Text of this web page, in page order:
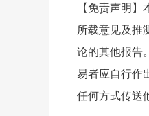
【免责声明
所载意见及推
论的其他报告
易者应自行作
任何方式传送